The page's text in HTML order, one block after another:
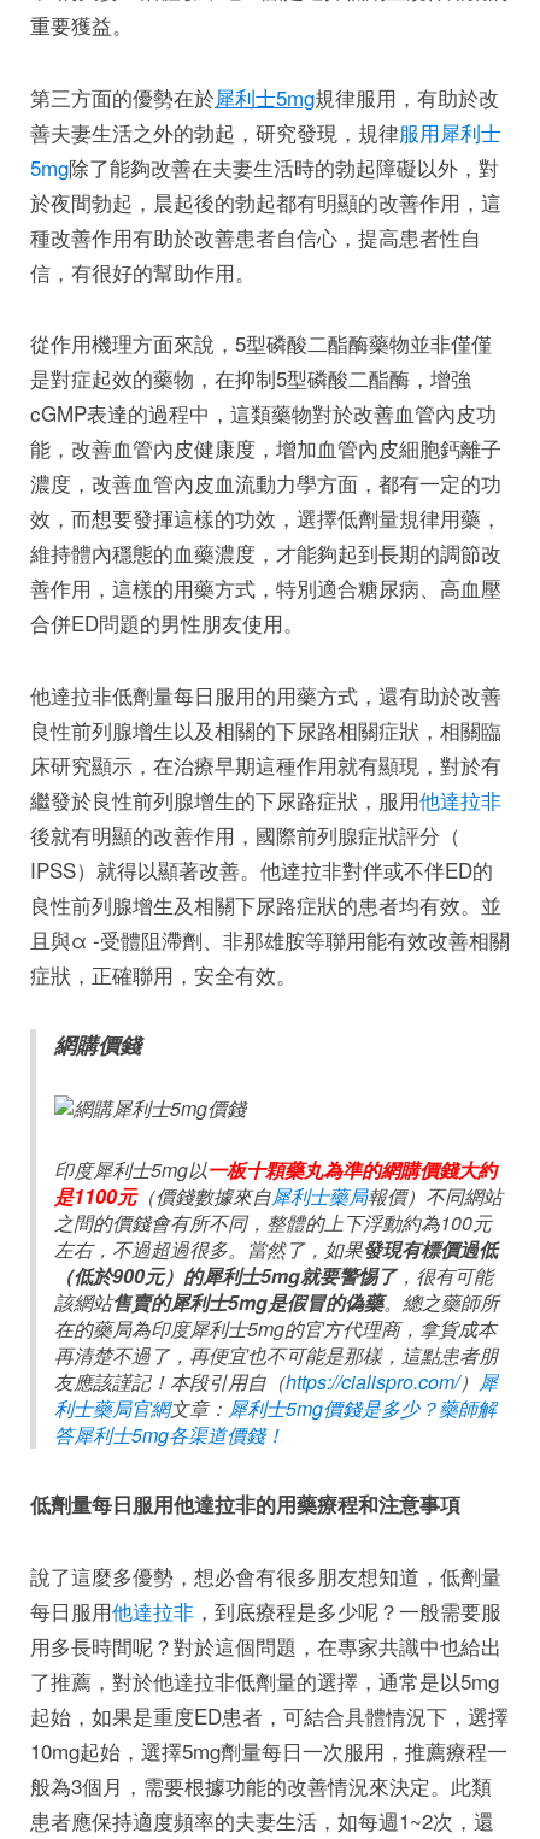
重要獲益。
第三方面的優勢在於犀利士5mg規律服用，有助於改
善夫妻生活之外的勃起，研究發現，規律服用犀利士
5mg除了能夠改善在夫妻生活時的勃起障礙以外，對
於夜間勃起，晨起後的勃起都有明顯的改善作用，這
種改善作用有助於改善患者自信心，提高患者性自
信，有很好的幫助作用。
從作用機理方面來說，5型磷酸二酯酶藥物並非僅僅
是對症起效的藥物，在抑制5型磷酸二酯酶，增強
cGMP表達的過程中，這類藥物對於改善血管內皮功
能，改善血管內皮健康度，增加血管內皮細胞鈣離子
濃度，改善血管內皮血流動力學方面，都有一定的功
效，而想要發揮這樣的功效，選擇低劑量規律用藥，
維持體內穩態的血藥濃度，才能夠起到長期的調節改
善作用，這樣的用藥方式，特別適合糖尿病、高血壓
合併ED問題的男性朋友使用。
他達拉非低劑量每日服用的用藥方式，還有助於改善
良性前列腺增生以及相關的下尿路相關症狀，相關臨
床研究顯示，在治療早期這種作用就有顯現，對於有
繼發於良性前列腺增生的下尿路症狀，服用他達拉非
後就有明顯的改善作用，國際前列腺症狀評分（
IPSS）就得以顯著改善。他達拉非對伴或不伴ED的
良性前列腺增生及相關下尿路症狀的患者均有效。並
且與α -受體阻滯劑、非那雄胺等聯用能有效改善相關
症狀，正確聯用，安全有效。
網購價錢
印度犀利士5mg以一板十顆藥丸為準的網購價錢大約
是1100元（價錢數據來自犀利士藥局報價）不同網站
之間的價錢會有所不同，整體的上下浮動約為100元
左右，不過超過很多。當然了，如果發現有標價過低
（低於900元）的犀利士5mg就要警惕了，很有可能
該網站售賣的犀利士5mg是假冒的偽藥。總之藥師所
在的藥局為印度犀利士5mg的官方代理商，拿貨成本
再清楚不過了，再便宜也不可能是那樣，這點患者朋
友應該謹記！本段引用自（https://cialispro.com/） 犀
利士藥局官網文章： 犀利士5mg價錢是多少？藥師解
答犀利士5mg各渠道價錢！
低劑量每日服用他達拉非的用藥療程和注意事項
說了這麼多優勢，想必會有很多朋友想知道，低劑量
每日服用他達拉非 ，到底療程是多少呢？一般需要服
用多長時間呢？對於這個問題，在專家共識中也給出
了推薦，對於他達拉非低劑量的選擇，通常是以5mg
起始，如果是重度ED患者，可結合具體情況下，選擇
10mg起始，選擇5mg劑量每日一次服用，推薦療程一
般為3個月，需要根據功能的改善情況來決定。此類
患者應保持適度頻率的夫妻生活，如每週1~2次，還